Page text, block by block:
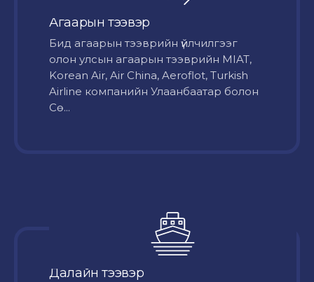
Агаарын тээвэр
Бид агаарын тээврийн үйлчилгээг
олон улсын агаарын тээврийн MIAT,
Korean Air, Air China, Aeroflot, Turkish
Airline компанийн Улаанбаатар болон
Сө...
Далайн тээвэр